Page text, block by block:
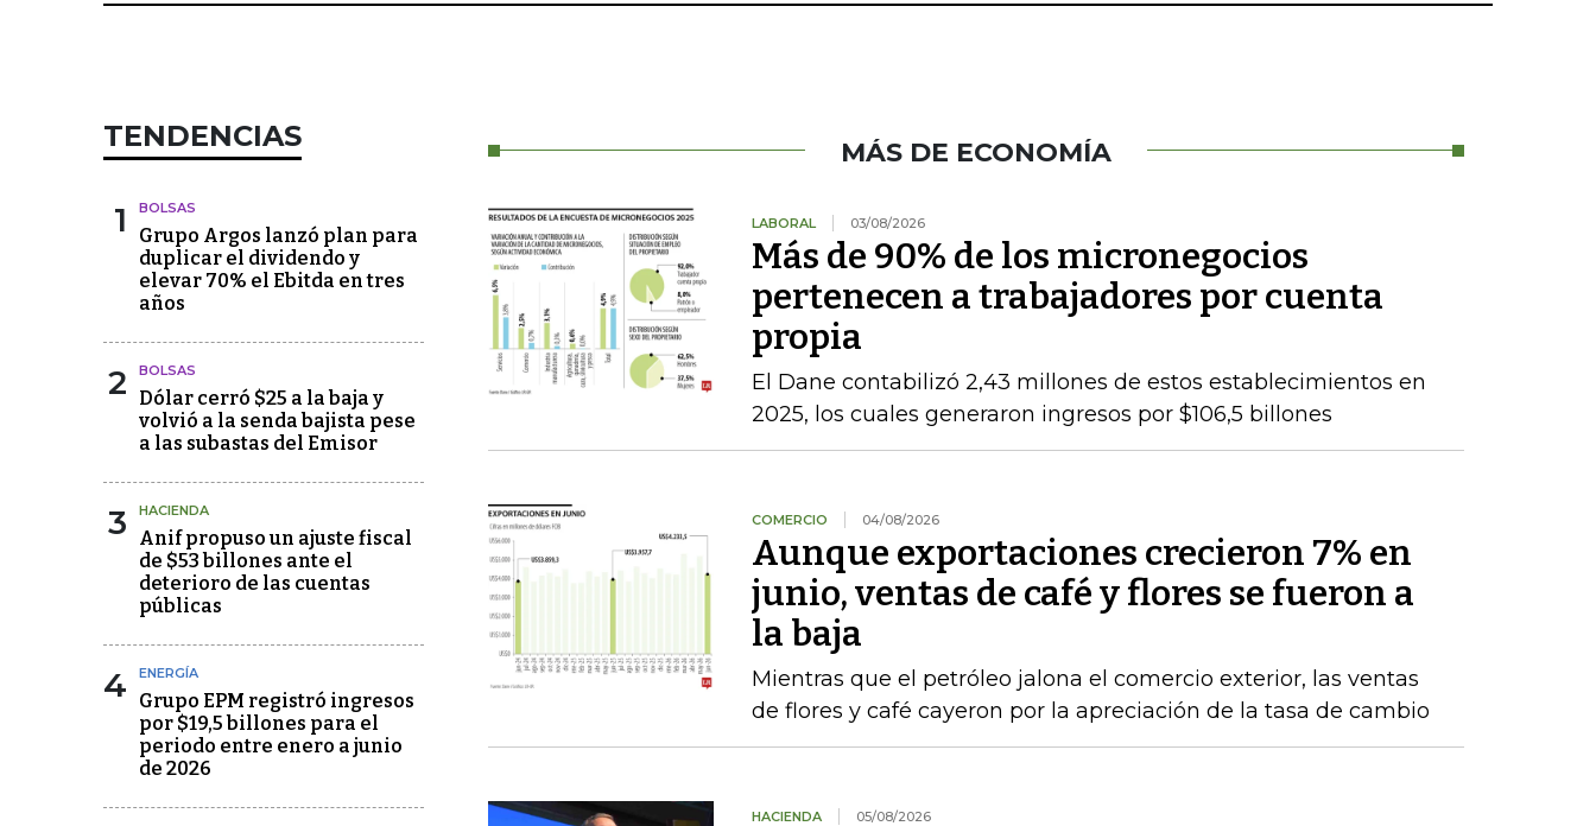
TENDENCIAS
1 BOLSAS
Grupo Argos lanzó plan para
duplicar el dividendo y
elevar 70% el Ebitda en tres
años
2 BOLSAS
Dólar cerró $25 a la baja y
volvió a la senda bajista pese
a las subastas del Emisor
3 HACIENDA
Anif propuso un ajuste fiscal
de $53 billones ante el
deterioro de las cuentas
públicas
4 ENERGÍA
Grupo EPM registró ingresos
por $19,5 billones para el
periodo entre enero a junio
de 2026
MÁS DE ECONOMÍA
LABORAL 03/08/2026
Más de 90% de los micronegocios
pertenecen a trabajadores por cuenta
propia
El Dane contabilizó 2,43 millones de estos establecimientos en
2025, los cuales generaron ingresos por $106,5 billones
COMERCIO 04/08/2026
Aunque exportaciones crecieron 7% en
junio, ventas de café y flores se fueron a
la baja
Mientras que el petróleo jalona el comercio exterior, las ventas
de flores y café cayeron por la apreciación de la tasa de cambio
HACIENDA 05/08/2026